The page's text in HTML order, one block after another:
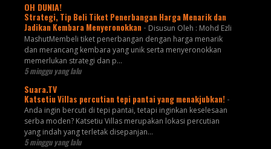
OH DUNIA!
Strategi, Tip Beli Tiket Penerbangan Harga Menarik dan
Jadikan Kembara Menyeronokkan - Disusun Oleh : Mohd Ezli
MashutMembeli tiket penerbangan dengan harga menarik
dan merancang kembara yang unik serta menyeronokkan
memerlukan strategi dan p...
5 minggu yang lalu
Suara.TV
Katsetiu Villas percutian tepi pantai yang menakjubkan! -
Anda ingin bercuti di tepi pantai, tetapi inginkan keselesaan
serba moden? Katsetiu Villas merupakan lokasi percutian
yang indah yang terletak disepanjan...
5 minggu yang lalu